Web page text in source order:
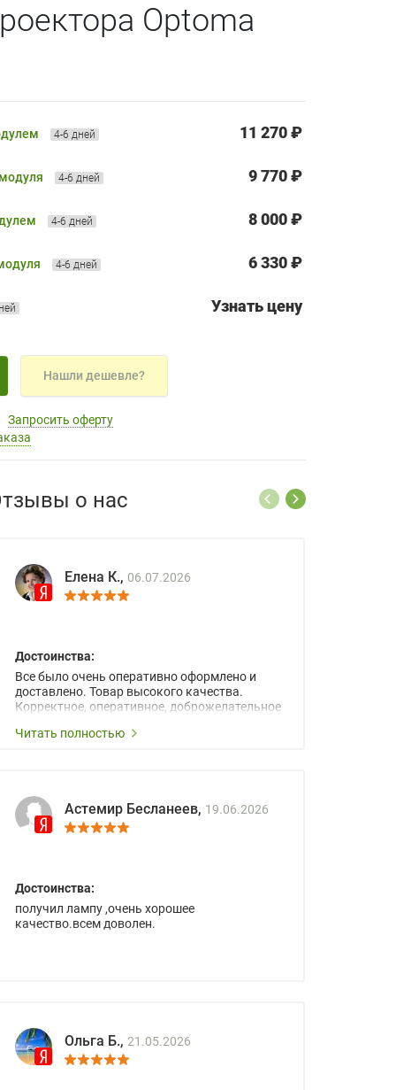
Optoma
4-6 дней 11 270 ₽
4-6 дней 9 770 ₽
4-6 дней 8 000 ₽
4-6 дней 6 330 ₽
Узнать цену
Нашли дешевле?
Запросить оферту
о нас
Елена К., 06.07.2026
Достоинства:
Все было очень оперативно оформлено и
доставлено. Товар высокого качества.
Корректное, оперативное, доброжелательное
Читать полностью
Астемир Бесланеев, 19.06.2026
Достоинства:
получил лампу ,очень хорошее
качество.всем доволен.
Ольга Б., 21.05.2026